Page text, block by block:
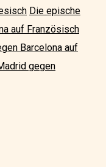
Die epische
auf Französisch
Barcelona auf
gegen